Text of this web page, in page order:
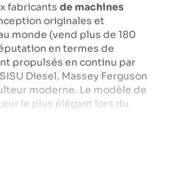
fabricants de machines
originales et
monde (vend plus de 180
en termes de
propulsés en continu par
Diesel. Massey Ferguson
moderne. Le modèle de
le plus élégant lors du